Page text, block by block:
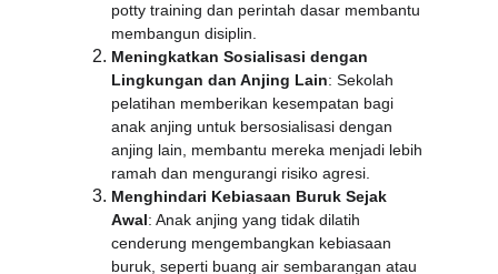
potty training dan perintah dasar membantu
membangun disiplin.
Meningkatkan Sosialisasi dengan
Lingkungan dan Anjing Lain: Sekolah
pelatihan memberikan kesempatan bagi
anak anjing untuk bersosialisasi dengan
anjing lain, membantu mereka menjadi lebih
ramah dan mengurangi risiko agresi.
Menghindari Kebiasaan Buruk Sejak
Awal: Anak anjing yang tidak dilatih
cenderung mengembangkan kebiasaan
buruk, seperti buang air sembarangan atau